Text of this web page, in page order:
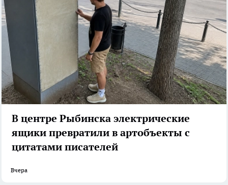
В центре Рыбинска электрические
ящики превратили в артобъекты с
цитатами писателей
Вчера